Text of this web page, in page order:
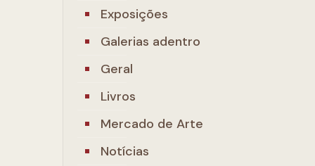
Exposições
Galerias adentro
Geral
Livros
Mercado de Arte
Notícias